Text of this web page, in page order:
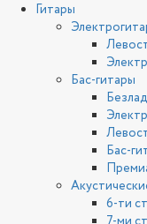
Гитары
Бас-гитары
Бас-
6-ти